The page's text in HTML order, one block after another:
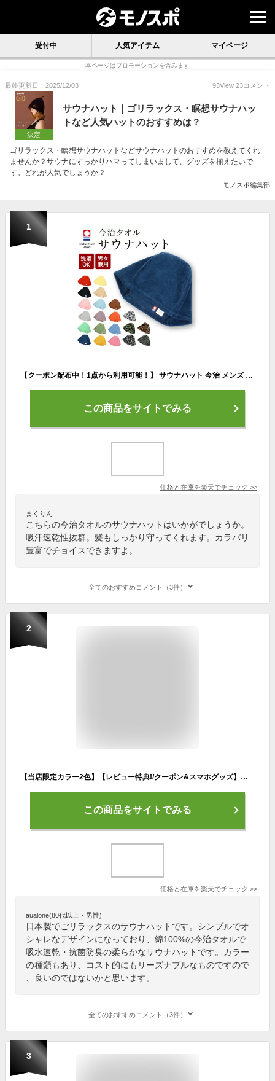
受付中 人気アイテム マイページ
本ページはプロモーションを含みます
最終更新日：2025/12/03 93View 23コメント
決定
サウナハット｜ゴリラックス・瞑想サウナハッ
トなど人気ハットのおすすめは？
ゴリラックス・瞑想サウナハットなどサウナハットのおすすめを教えてくれ
ませんか？サウナにすっかりハマってしまいまして、グッズを揃えたいで
す。どれが人気でしょうか？
モノスポ編集部
1
【クーポン配布中！1点から利用可能！】 サウナハット 今治 メンズ レディース 大きめ サウナキャップ 今治タオル タオル サウナ 帽子 サウナグッズ 綿100％ 洗える 速乾 日本製 コットン かわいい タオル サウナはっと
この商品をサイトでみる
価格と在庫を楽天でチェック >>
まくりん
こちらの今治タオルのサウナハットはいかがでしょうか。
吸汗速乾性抜群。髪もしっかり守ってくれます。カラバリ
豊富でチョイスできますよ。
全てのおすすめコメント（3件）
2
【当店限定カラー2色】【レビュー特典!/クーポン&スマホグッズ】【★楽天1位/レビュー高評価】ごリラックス サウナハット サウナ タオル 今治タオル 今治産 日本製 グッズ ゴリラックス ハット 帽子 吸水 速乾 サウナキャップ キャップ 風呂 温泉 綿100％ 銭湯
この商品をサイトでみる
価格と在庫を楽天でチェック >>
aualone(80代以上・男性)
日本製でごリラックスのサウナハットです。シンプルでオ
シャレなデザインになっており、綿100%の今治タオルで
吸水速乾・抗菌防臭の柔らかなサウナハットです。カラー
の種類もあり、コスト的にもリーズナブルなものですので
、良いのではないかと思います。
全てのおすすめコメント（3件）
3